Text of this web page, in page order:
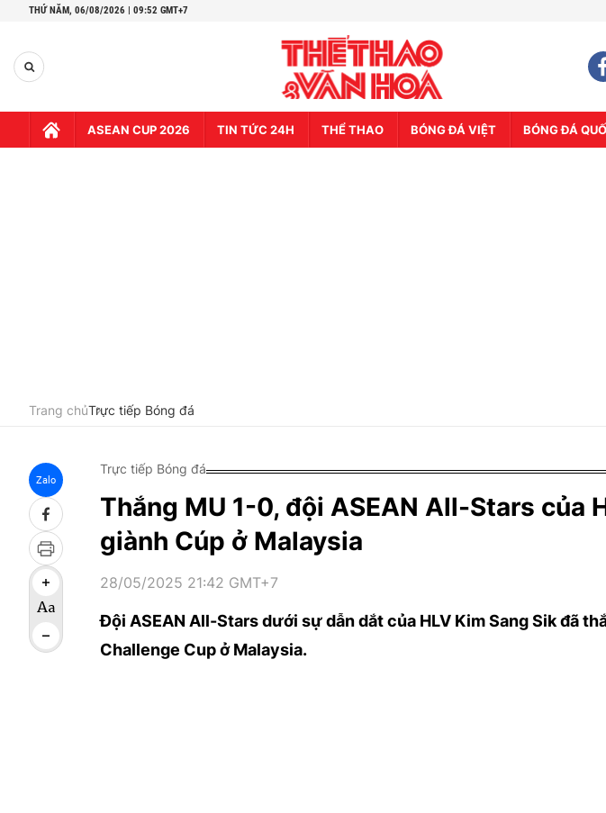
THỨ NĂM, 06/08/2026 | 09:52 GMT+7
ASEAN CUP 2026 TIN TỨC 24H THỂ THAO BÓNG ĐÁ VIỆT BÓNG ĐÁ
Trang chủTrực tiếp Bóng đá
Zalo
Trực tiếp Bóng đá
Thắng MU 1-0, đội ASEAN All-Stars của
giành Cúp ở Malaysia
28/05/2025 21:42 GMT+7
Đội ASEAN All-Stars dưới sự dẫn dắt của HLV Kim Sang Sik đã
Challenge Cup ở Malaysia.